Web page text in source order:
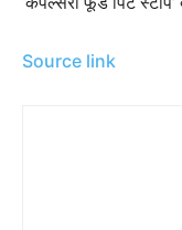
Source link